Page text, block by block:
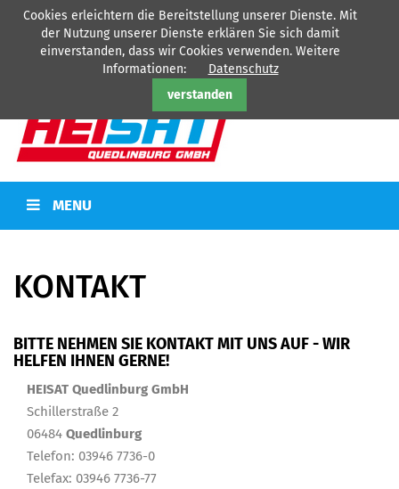
Cookies erleichtern die Bereitstellung unserer Dienste. Mit
der Nutzung unserer Dienste erklären Sie sich damit
einverstanden, dass wir Cookies verwenden. Weitere
Informationen:
Datenschutz
verstanden
HEISAT Quedlinburg GmbH - Ihr Partner fürHeizung-Sanitär
Kälte-
Tel: 03946/77360
MENU
KONTAKT
BITTE NEHMEN SIE KONTAKT MIT UNS AUF - WIR
HELFEN IHNEN GERNE!
HEISAT Quedlinburg GmbH
Schillerstraße 2
06484 Quedlinburg
Telefon: 03946 7736-0
Telefax: 03946 7736-77